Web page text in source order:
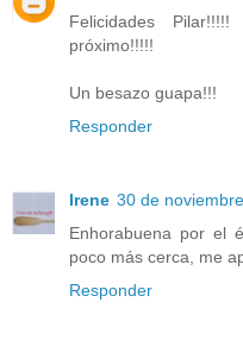
Felicidades
próximo!!!!!
Un besazo guapa!!!
Responder
Irene 30 de
Enhorabuena por el
poco más cerca, me
Responder